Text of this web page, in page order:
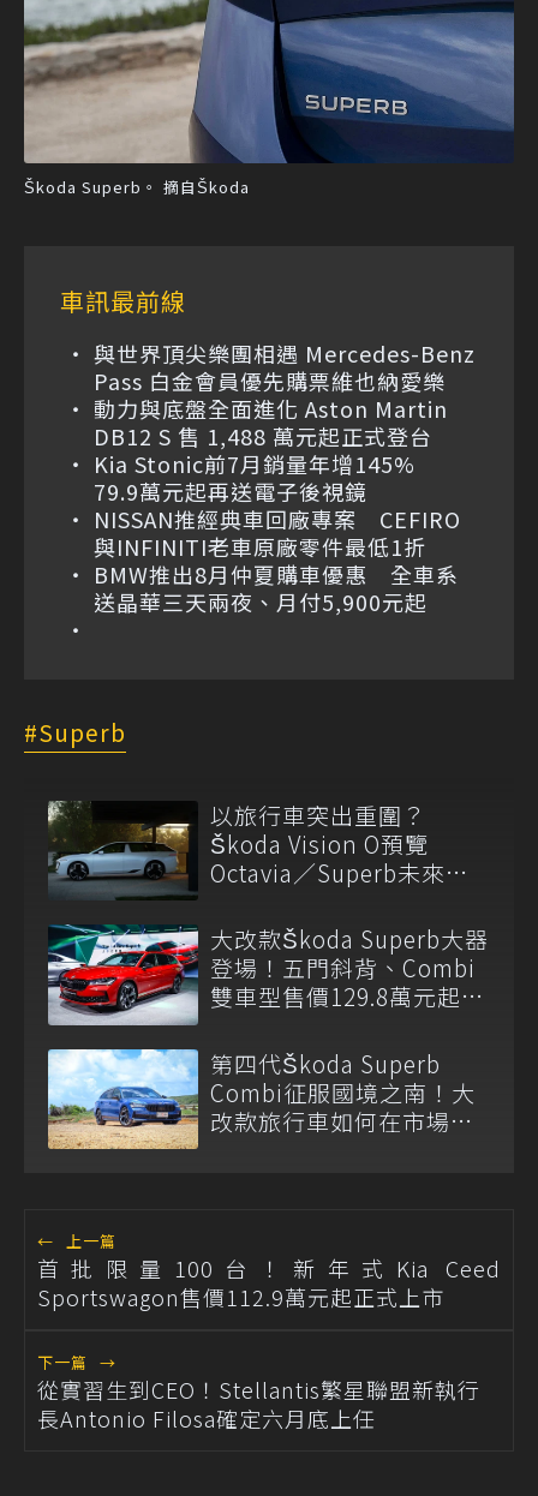
Škoda Superb。 摘自Škoda
車訊最前線
與世界頂尖樂團相遇 Mercedes-Benz
Pass 白金會員優先購票維也納愛樂
動力與底盤全面進化 Aston Martin
DB12 S 售 1,488 萬元起正式登台
Kia Stonic前7月銷量年增145%
79.9萬元起再送電子後視鏡
NISSAN推經典車回廠專案 CEFIRO
與INFINITI老車原廠零件最低1折
BMW推出8月仲夏購車優惠 全車系
送晶華三天兩夜、月付5,900元起
Superb
以旅行車突出重圍？
Škoda Vision O預覽
Octavia／Superb未來雛
大改款Škoda Superb大器
登場！五門斜背、Combi
雙車型售價129.8萬元起上
第四代Škoda Superb
Combi征服國境之南！大
改款旅行車如何在市場中
← 上一篇
首批限量100台！新年式Kia Ceed
Sportswagon售價112.9萬元起正式上市
下一篇 →
從實習生到CEO！Stellantis繁星聯盟新執行
長Antonio Filosa確定六月底上任